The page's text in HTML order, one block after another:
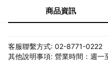
商品資訊
客服聯繫方式: 02-8771-0222
其他說明事項: 營業時間：週